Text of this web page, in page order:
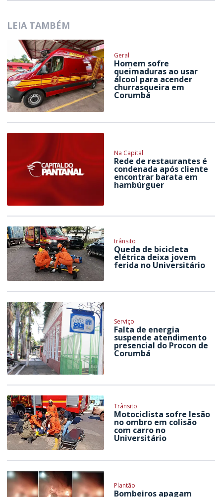
LEIA TAMBÉM
Geral
Homem sofre
queimaduras ao usar
álcool para acender
churrasqueira em
Corumbá
Na Capital
Rede de restaurantes é
condenada após cliente
encontrar barata em
hambúrguer
trânsito
Queda de bicicleta
elétrica deixa jovem
ferida no Universitário
Serviço
Falta de energia
suspende atendimento
presencial do Procon de
Corumbá
Trânsito
Motociclista sofre lesão
no ombro em colisão
com carro no
Universitário
Plantão
Bombeiros apagam